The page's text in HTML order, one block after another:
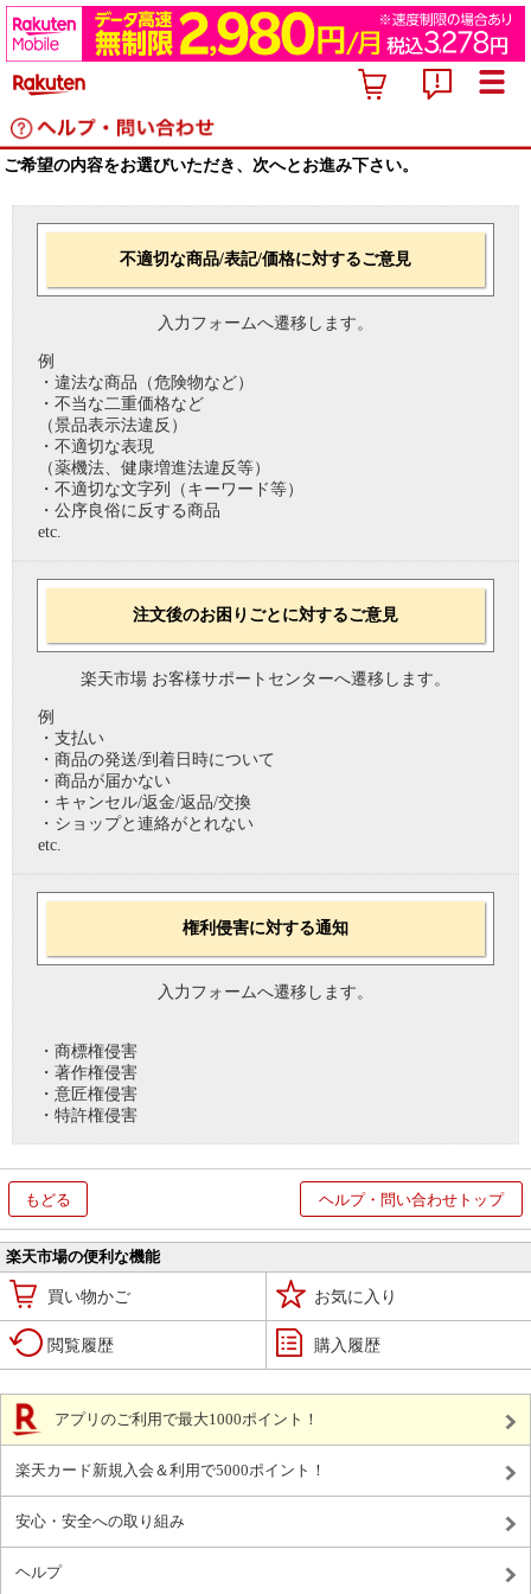
ご希望の内容をお選びいただき、次へとお進み下さい。
不適切な商品/表記/価格に対するご意見
入力フォームへ遷移します。
例
・違法な商品（危険物など）
・不当な二重価格など
（景品表示法違反）
・不適切な表現
（薬機法、健康増進法違反等）
・不適切な文字列（キーワード等）
・公序良俗に反する商品
etc.
注文後のお困りごとに対するご意見
楽天市場 お客様サポートセンターへ遷移します。
例
・支払い
・商品の発送/到着日時について
・商品が届かない
・キャンセル/返金/返品/交換
・ショップと連絡がとれない
etc.
権利侵害に対する通知
入力フォームへ遷移します。
・商標権侵害
・著作権侵害
・意匠権侵害
・特許権侵害
もどる ヘルプ・問い合わせトップ
楽天市場の便利な機能
買い物かご お気に入り
閲覧履歴 購入履歴
アプリのご利用で最大1000ポイント！
楽天カード新規入会＆利用で5000ポイント！
安心・安全への取り組み
ヘルプ